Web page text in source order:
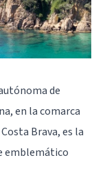
de
en la comarca
Brava, es la
emblemático